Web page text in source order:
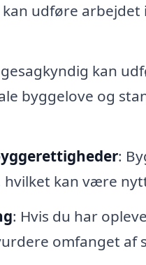
udføre
kan
byggelove og
:
kan være
: Hvis du har
omfanget af